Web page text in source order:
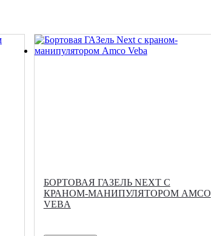
БОРТОВАЯ ГАЗЕЛЬ NEXT С
КРАНОМ-МАНИПУЛЯТОРОМ AMCO
VEBA